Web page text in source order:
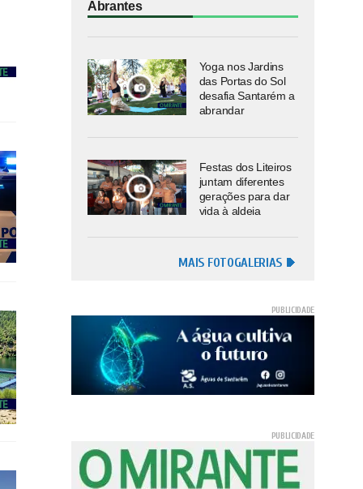
Abrantes
Yoga nos Jardins
das Portas do Sol
desafia Santarém a
abrandar
Festas dos Liteiros
juntam diferentes
gerações para dar
vida à aldeia
MAIS FOTOGALERIAS